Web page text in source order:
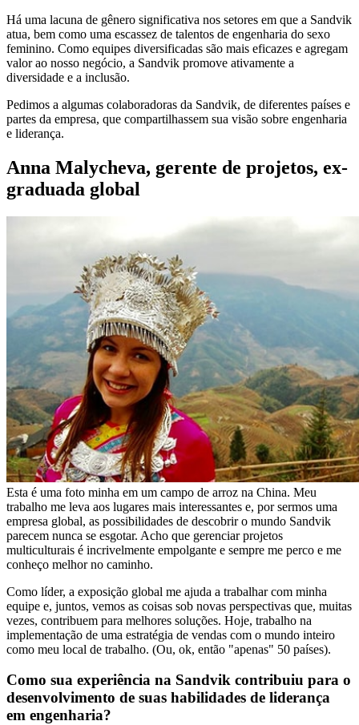
Há uma lacuna de gênero significativa nos setores em que a Sandvik
atua, bem como uma escassez de talentos de engenharia do sexo
feminino. Como equipes diversificadas são mais eficazes e agregam
valor ao nosso negócio, a Sandvik promove ativamente a
diversidade e a inclusão.
Pedimos a algumas colaboradoras da Sandvik, de diferentes países e
partes da empresa, que compartilhassem sua visão sobre engenharia
e liderança.
Anna Malycheva, gerente de projetos, ex-
graduada global
Esta é uma foto minha em um campo de arroz na China. Meu
trabalho me leva aos lugares mais interessantes e, por sermos uma
empresa global, as possibilidades de descobrir o mundo Sandvik
parecem nunca se esgotar. Acho que gerenciar projetos
multiculturais é incrivelmente empolgante e sempre me perco e me
conheço melhor no caminho.
Como líder, a exposição global me ajuda a trabalhar com minha
equipe e, juntos, vemos as coisas sob novas perspectivas que, muitas
vezes, contribuem para melhores soluções. Hoje, trabalho na
implementação de uma estratégia de vendas com o mundo inteiro
como meu local de trabalho. (Ou, ok, então "apenas" 50 países).
Como sua experiência na Sandvik contribuiu para o
desenvolvimento de suas habilidades de liderança
em engenharia?